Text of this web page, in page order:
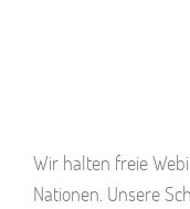
Wir halten freie
Nationen. Unsere